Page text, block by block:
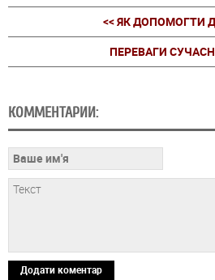
<< ЯК ДОПОМОГТИ
ПЕРЕВАГИ
КОММЕНТАРИИ:
Додати коментар